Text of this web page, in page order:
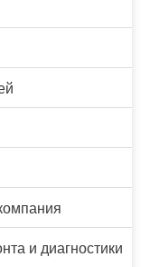
и диагностики